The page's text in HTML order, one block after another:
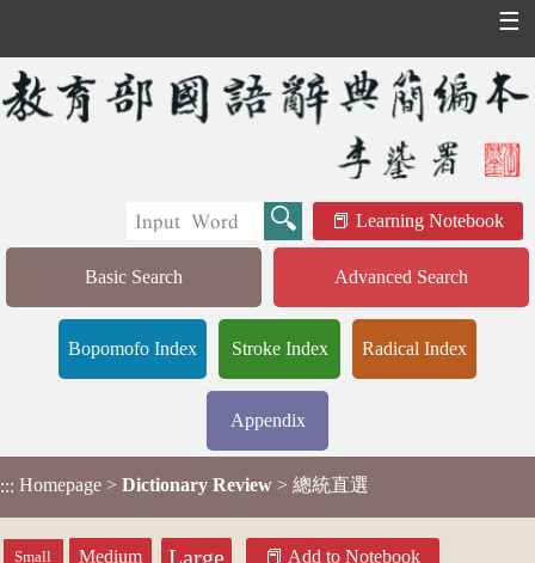
☰
Learning Notebook
Basic Search Advanced Search
Bopomofo Index Stroke Index Radical Index
Appendix
::: Homepage > Dictionary Review > 總統直選
Small Medium Large Add to Notebook